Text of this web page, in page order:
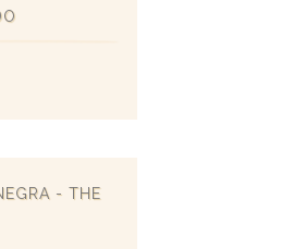
- THE